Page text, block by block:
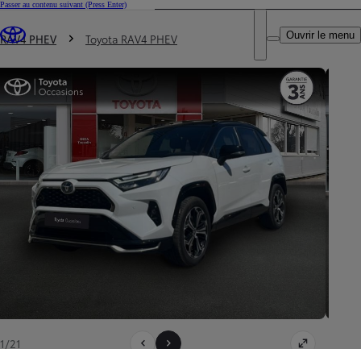
Passer au contenu suivant (Press Enter)
Trouvez un partenaire Toyota
DEALER NAME
Ouvrir le menu
Vous êtes ici
RAV4 PHEV Toyota RAV4 PHEV
1/21